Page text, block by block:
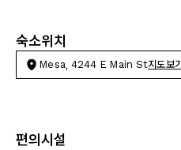
숙소위치
Mesa, 4244 E Main St지도보기
편의시설